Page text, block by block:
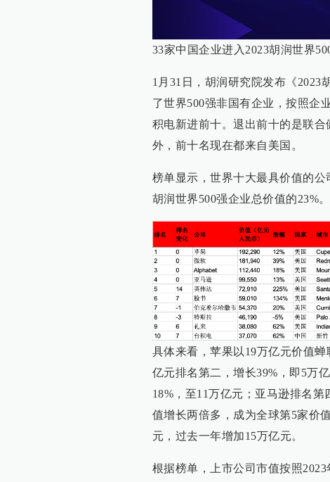
33家中国企业进入2023胡润世界
1月31日，胡润研究院发布《2023
了世界500强非国有企业，按照企
积电新进前十。退出前十的是联
外，前十名现在都来自美国。
榜单显示，世界十大最具价值的
胡润世界500强企业总价值的23%。
具体来看，苹果以19万亿元价值
亿元排名第二，增长39%，即5万
18%，至11万亿元；亚马逊排名
值增长两倍多，成为全球第5家价
元，过去一年增加15万亿元。
根据榜单，上市公司市值按照